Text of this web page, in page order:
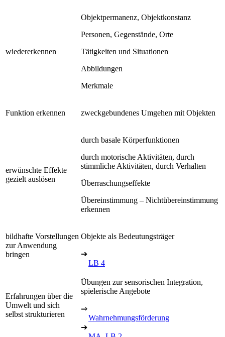
wiedererkennen
Objektpermanenz, Objektkonstanz
Personen, Gegenstände, Orte
Tätigkeiten und Situationen
Abbildungen
Merkmale
Funktion erkennen zweckgebundenes Umgehen mit Objekten
erwünschte Effekte
gezielt auslösen
durch basale Körperfunktionen
durch motorische Aktivitäten, durch
stimmliche Aktivitäten, durch Verhalten
Überraschungseffekte
Übereinstimmung – Nichtübereinstimmung
erkennen
bildhafte Vorstellungen
zur Anwendung
bringen
Objekte als Bedeutungsträger
➔
LB 4
Erfahrungen über die
Umwelt und sich
selbst strukturieren
Übungen zur sensorischen Integration,
spielerische Angebote
⇒
Wahrnehmungsförderung
➔